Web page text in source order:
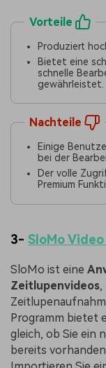
Vorteile
Produziert
Bietet eine
schnelle
gewährleistet.
Nachteile
Einige
bei der
Der volle
Premium
3- SloMo
SloMo ist eine
Zeitlupenvideos,
Programm bietet
gleich, ob Sie ein
bereits